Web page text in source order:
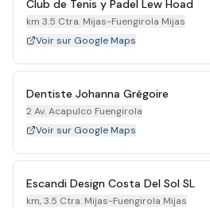
Club de Tenis y Padel Lew Hoad
km 3.5 Ctra. Mijas-Fuengirola Mijas
Voir sur Google Maps
Dentiste Johanna Grégoire
2 Av. Acapulco Fuengirola
Voir sur Google Maps
Escandi Design Costa Del Sol SL
km, 3.5 Ctra. Mijas-Fuengirola Mijas